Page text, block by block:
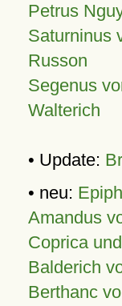
Petrus
Saturninus
Russon
Segenus
Walterich
• Update:
• neu:
Amandus
Coprica
Balderich
Berthanc